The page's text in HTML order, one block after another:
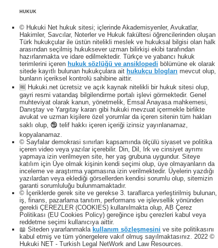
HUKUK
© Hukuki Net hukuk sitesi; içlerinde Akademisyenler, Avukatlar,
Hakimler, Savcılar, Noterler ve Hukuk fakültesi öğrencilerinden oluşan
Türk hukukçular ile üstün nitelikli meslek ve hukuksal bilgisi olan halk
arasından seçilmiş hukuksever uzman bilirkişi ekibi tarafından
hazırlanmakta ve idare edilmektedir. Türkçe ve yabancı hukuk
terimlerini içeren hukuk sözlüğü ve ansiklopedi bölümüne ek olarak
sitede kayıtlı bulunan hukukçulara ait hukukçu blogları mevcut olup,
bunların içeriksel kontrolü sahibine aittir.
🆓 Hukuki.net ücretsiz ve açık kaynak nitelikli bir hukuk sitesi olup,
gayri resmi vatandaş bilgilendirme portalı işlevi görmektedir. Genel
muhteviyat olarak kanun, yönetmelik, Emsal Anayasa mahkemesi,
Danıştay ve Yargıtay kararı gibi hukuki mevzuat içermekle birlikte
avukat ve uzman kişilere özel yorumlar da içeren sitenin tüm hakları
saklı olup, 🕲 telif hakkı içeren içeriği izinsiz yayınlanamaz,
kopyalanamaz.
© Sayfalar demokrasi sınırları kapsamında ölçülü siyaset ve politika
içeren video veya yazılar içerebilir. Din, Dil, Irk ve cinsiyet ayrımı
yapmaya izin verilmeyen site, her yaş grubuna uygundur. Siteye
katılım için Üye olmak kişinin kendi seçimi olup, üye olmayanların da
inceleme ve araştırma yapmasına izin verilmektedir. Üyelerin yazdığı
yazılardan veya eklediği görsellerden kendisi sorumlu olup, sitemizin
garanti sorumluluğu bulunmamaktadır.
© İçeriklerde gerek site ve gerekse 3. taraflarca yerleştirilmiş bulunan,
iş, finans, pazarlama tanıtım, performans ve işlevsellik yönünden
gerekli ÇEREZLER (COOKIES) kullanılmakta olup, AB Çerez
Politikası (EU Cookies Policy) gereğince işbu çerezleri kabul veya
reddetme seçimi kullanıcıya aittir.
📖 Siteden yararlanmakla kullanım sözleşmesini ve site politikasını
kabul etmiş ve tüm yönergelere vakıf olmuş sayılmaktasınız. 2022 ©
Hukuki NET - Turkish Legal NetWork and Law Resources.